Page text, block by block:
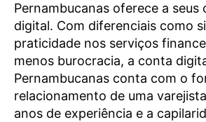
Pernambucanas oferece a seus
digital. Com diferenciais como
praticidade nos serviços
menos burocracia, a conta
Pernambucanas conta com o
relacionamento de uma
anos de experiência e a